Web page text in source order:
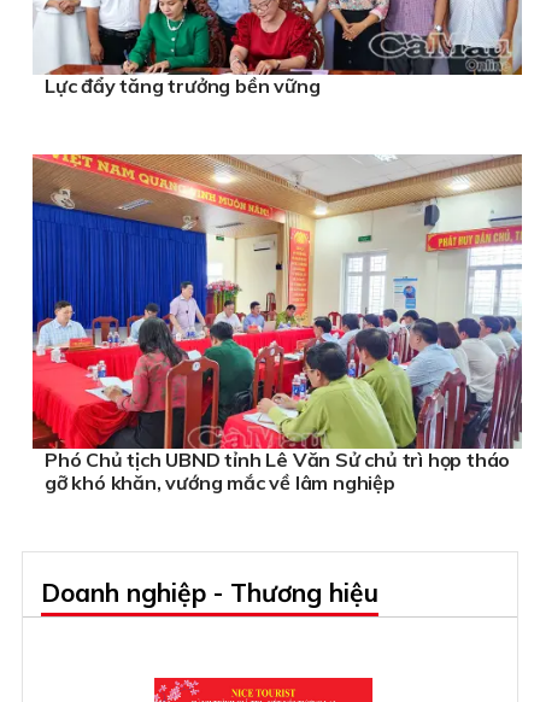
Lực đẩy tăng trưởng bền vững
Phó Chủ tịch UBND tỉnh Lê Văn Sử chủ trì họp tháo
gỡ khó khăn, vướng mắc về lâm nghiệp
Doanh nghiệp - Thương hiệu